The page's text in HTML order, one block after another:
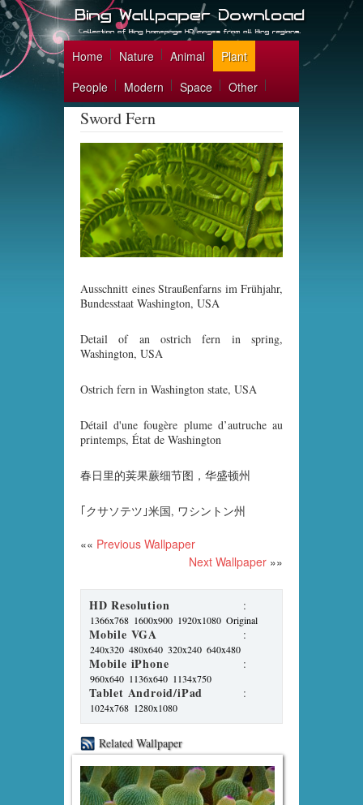
Home Nature Animal
Plant
People
Modern Space Other
Sword Fern
Ausschnitt eines Straußenfarns im Frühjahr,
Bundesstaat Washington, USA
Detail of an ostrich fern in spring,
Washington, USA
Ostrich fern in Washington state, USA
Détail d'une fougère plume d’autruche au
printemps, État de Washington
春日里的荚果蕨细节图，华盛顿州
｢クサソテツ｣米国, ワシントン州
«« Previous Wallpaper
Next Wallpaper »»
HD Resolution :
1366x768 1600x900 1920x1080 Original
Mobile VGA :
240x320 480x640 320x240 640x480
Mobile iPhone :
960x640 1136x640 1134x750
Tablet Android/iPad :
1024x768 1280x1080
Related Wallpaper